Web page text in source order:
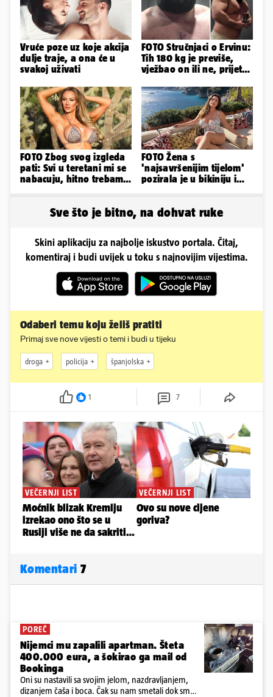
Vruće poze uz koje akcija
dulje traje, a ona će u
svakoj uživati
FOTO Stručnjaci o Ervinu:
Tih 180 kg je previše,
vježbao on ili ne, prijete
FOTO Zbog svog izgleda
pati: Svi u teretani mi se
nabacuju, hitno trebam
FOTO Žena s
'najsavršenijim tijelom'
pozirala je u bikiniju i
Sve što je bitno, na dohvat ruke
Skini aplikaciju za najbolje iskustvo portala. Čitaj,
komentiraj i budi uvijek u toku s najnovijim vijestima.
Odaberi temu koju želiš pratiti
Primaj sve nove vijesti o temi i budi u tijeku
droga policija španjolska
1 7
Komentari 7
POREČ
Nijemci mu zapalili apartman. Šteta
400.000 eura, a šokirao ga mail od
Bookinga
Oni su nastavili sa svojim jelom, nazdravljanjem,
dizanjem čaša i boca. Čak su nam smetali dok smo